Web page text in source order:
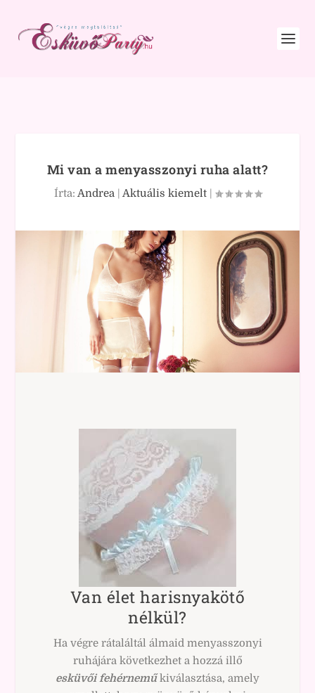
Mi van a menyasszonyi ruha alatt?
Írta: Andrea| Aktuális kiemelt|
Van élet harisnyakötő
nélkül?
Ha végre rátaláltál álmaid menyasszonyi
ruhájára következhet a hozzá illő
esküvői fehérneműkiválasztása, amely